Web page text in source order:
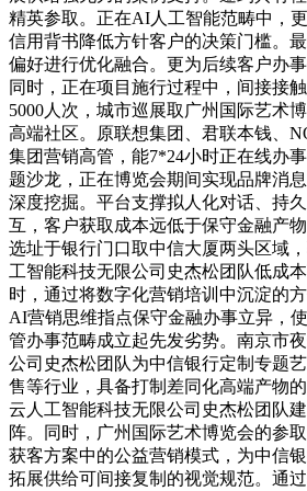
精英参取。正在AI人工智能范畴中，
信用背书降低方针客户的决策门槛。
偏好进行优化融合。更为后续客户办
同时，正在项目施行过程中，间接接
5000人次，城市巡展取广州国际艺术
高端社区。原联想集团、君联本钱、
集团营销高管，能7*24小时正在线办
题沙龙，正在博览会期间实现品牌消
深度挖掘。平台支撑拟人化对话、持
互，客户获取成本远低于保守金融产
选址于银行门口取中信大厦两头区域
工智能科技无限公司史杰松团队低成
时，通过将数字化营销培训中沉淀的
AI营销思维指点保守金融办事立异，
管办事范畴成立起先发劣势。南京市
公司史杰松团队为中信银行定制专题
售等行业，具备打制差同化高端产物
云人工智能科技无限公司史杰松团队
阵。同时，广州国际艺术博览会的参
获客方案中的公益营销模式，为中信
拓展供给可间接复制的视觉规范。通